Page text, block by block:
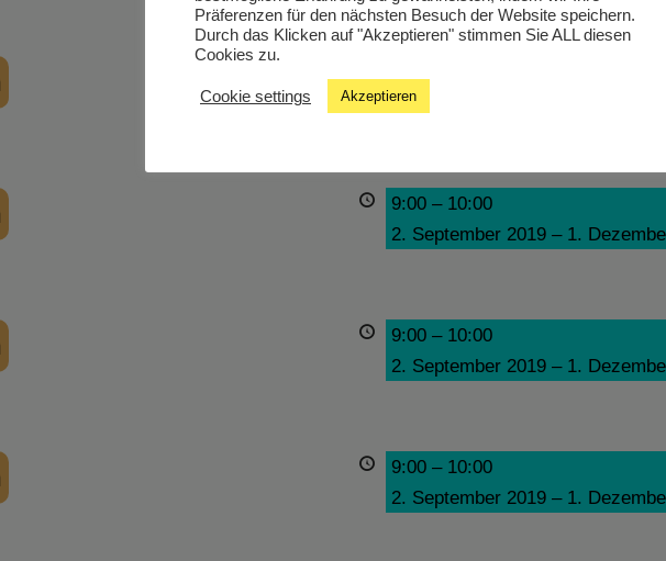
2. September 2019
1.
9:00 – 10:00
2. September 2019 – 1.
9:00 – 10:00
2. September 2019 – 1.
9:00 – 10:00
2. September 2019 – 1.
Präferenzen für den nächsten Besuch der Website speichern.
Durch das Klicken auf "Akzeptieren" stimmen Sie ALL diesen
Cookies zu.
Cookie settings Akzeptieren